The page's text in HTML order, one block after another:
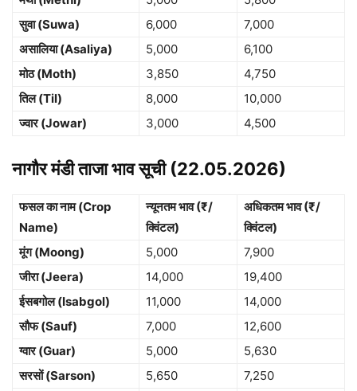
सुवा (Suwa)
6,000
7,000
असालिया (Asaliya)
5,000
6,100
मोठ (Moth)
3,850
4,750
तिल (Til)
8,000
10,000
ज्वार (Jowar)
3,000 4,500
नागौर मंडी ताजा भाव सूची (22.05.2026)
फसल का नाम (Crop
Name)
न्यूनतम भाव (₹/
क्विंटल)
अधिकतम भाव (₹/
क्विंटल)
मूंग (Moong)
5,000
7,900
जीरा (Jeera)
14,000
19,400
ईसबगोल (Isabgol)
11,000
14,000
सौफ (Sauf)
7,000
12,600
ग्वार (Guar)
5,000
5,630
सरसों (Sarson)
5,650
7,250